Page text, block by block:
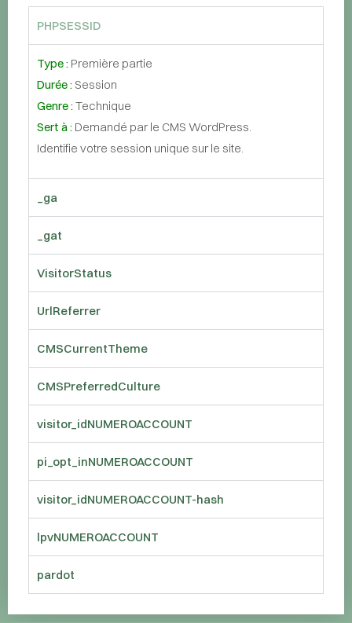
PHPSESSID
Type : Première partie
Durée : Session
Genre : Technique
Sert à : Demandé par le CMS WordPress.
Identifie votre session unique sur le site.
_ga
_gat
VisitorStatus
UrlReferrer
CMSCurrentTheme
CMSPreferredCulture
visitor_idNUMEROACCOUNT
pi_opt_inNUMEROACCOUNT
visitor_idNUMEROACCOUNT-hash
lpvNUMEROACCOUNT
pardot